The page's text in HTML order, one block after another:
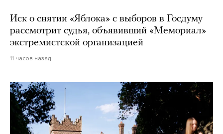
Иск о снятии «Яблока» с выборов в Госдуму
рассмотрит судья, объявивший «Мемориал»
экстремистской организацией
11 часов назад